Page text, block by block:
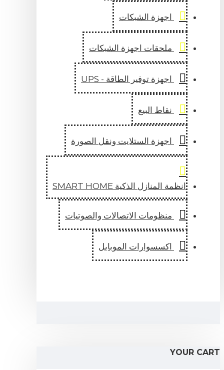
اجهزة الشبكات
ملحقات اجهزة الشبكات
اجهزة توفير الطاقة - UPS
نقاط البيع
اجهزة الستلايت ونقل الصورة
انظمة المنازل الذكية SMART HOME
منظومات الاتصالات والصوتيات
اكسسوارات الموبايل
YOUR